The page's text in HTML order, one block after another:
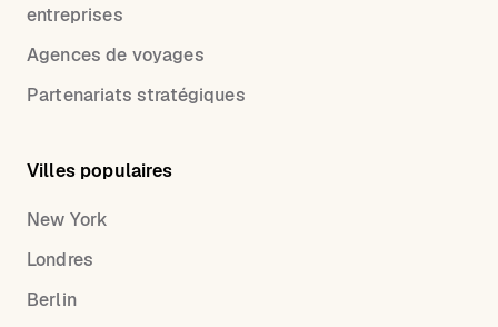
entreprises
Agences de voyages
Partenariats stratégiques
Villes populaires
New York
Londres
Berlin